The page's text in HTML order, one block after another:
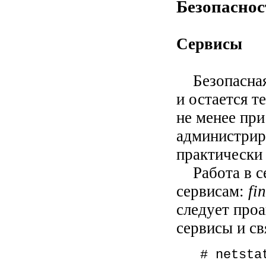
Сервисы
и остается
не менее
Работа в
сервисам:
следует
сервисы и
#